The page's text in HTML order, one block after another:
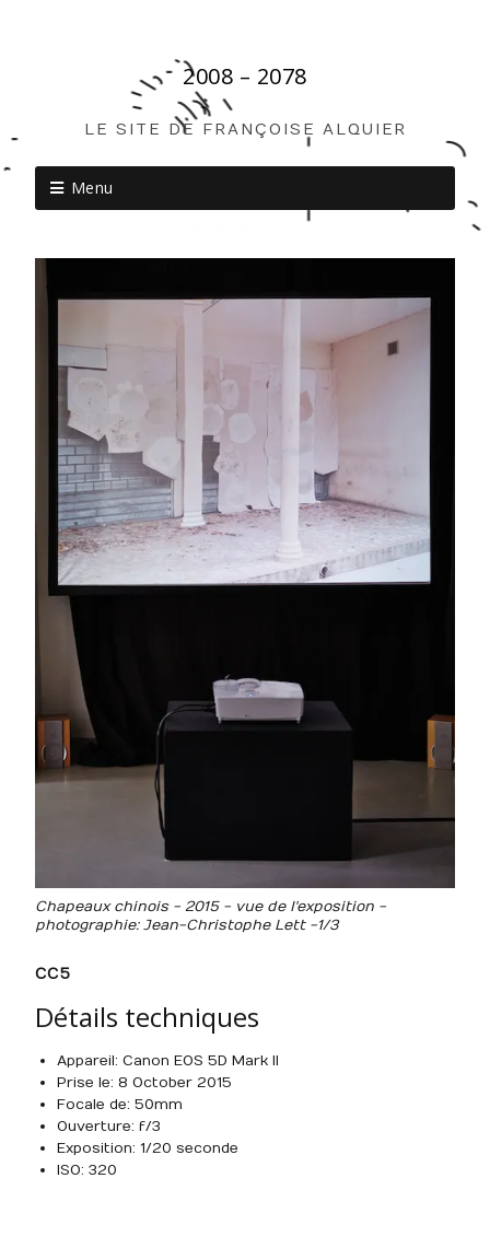
2008 – 2078
LE SITE DE FRANÇOISE ALQUIER
Menu
Chapeaux chinois - 2015 - vue de l'exposition -
photographie: Jean-Christophe Lett -1/3
CC5
Détails techniques
Appareil : Canon EOS 5D Mark II
Prise le : 8 October 2015
Focale de : 50mm
Ouverture : f/3
Exposition : 1/20 seconde
ISO : 320